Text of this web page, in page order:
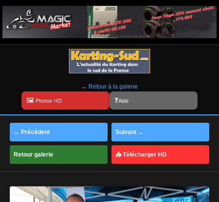
← Retour à la galerie
Aide
← Précédent Suivant →
Retour galerie 📥 Télécharger HD